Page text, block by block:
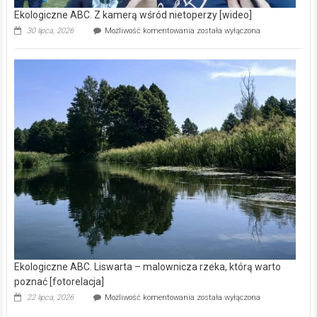
Ekologiczne ABC. Z kamerą wśród nietoperzy [wideo]
30 lipca, 2026 Możliwość komentowania Ekologiczne
kamerą
wśród
została wyłączona
Ekologiczne ABC. Liswarta – malownicza rzeka, którą warto
poznać [fotorelacja]
22 lipca, 2026 Możliwość komentowania Ekologiczne
została wyłączona